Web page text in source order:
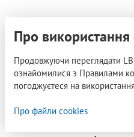
Інеса:Умовно кажучи,
призначати
Про
Продовжуючи переглядати
ознайомилися з Правилами
погоджуєтеся на
Про файли cookies